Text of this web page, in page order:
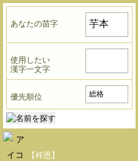
あなたの苗字
使用したい
漢字一文字
優先順位
【梓恩】